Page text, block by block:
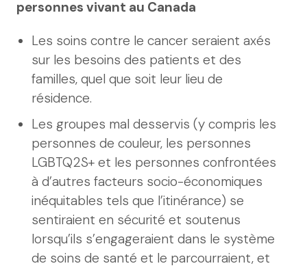
personnes vivant au Canada
Les soins contre le cancer seraient axés
sur les besoins des patients et des
familles, quel que soit leur lieu de
résidence.
Les groupes mal desservis (y compris les
personnes de couleur, les personnes
LGBTQ2S+ et les personnes confrontées
à d’autres facteurs socio-économiques
inéquitables tels que l’itinérance) se
sentiraient en sécurité et soutenus
lorsqu’ils s’engageraient dans le système
de soins de santé et le parcourraient, et